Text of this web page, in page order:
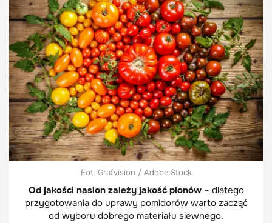
Fot. Grafvision / Adobe Stock
Od jakości nasion zależy jakość plonów– dlatego
przygotowania do uprawy pomidorów warto zacząć
od wyboru dobrego materiału siewnego.